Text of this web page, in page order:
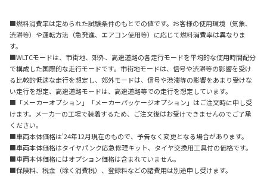
■燃料消費率は定められた試験条件のもとでの値です。お客様の使用環境（気象、
渋滞等）や運転方法（急発進、エアコン使用等）に応じて燃料消費率は異なりま
す。
■WLTCモードは、市街地、郊外、高速道路の各走行モードを平均的な使用時間配分
で構成した国際的な走行モードです。市街地モードは、信号や渋滞等の影響を受け
る比較的低速な走行を想定し、郊外モードは、信号や渋滞等の影響をあまり受けな
い走行を想定、高速道路モードは、高速道路等での走行を想定しています。
■「メーカーオプション」「メーカーパッケージオプション」はご注文時に申し受
けます。メーカーの工場で装着するため、ご注文後はお受けできませんのでご了承
ください。
■車両本体価格は'24年12月現在のもので、予告なく変更となる場合があります。
■車両本体価格はタイヤパンク応急修理キット、タイヤ交換用工具付の価格です。
■車両本体価格にはオプション価格は含まれていません。
■保険料、税金（除く消費税）、登録料などの諸費用は別途申し受けます。